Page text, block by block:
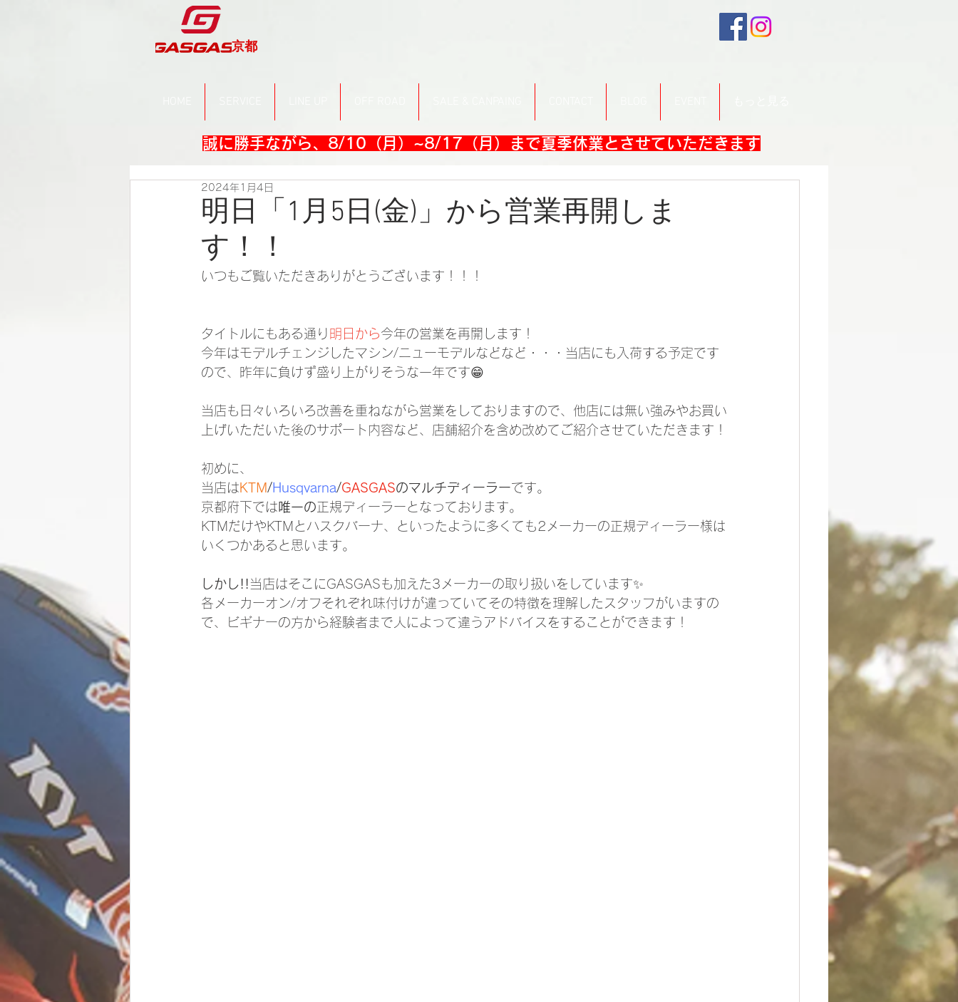
京都
誠に勝手ながら、8/10（月）~8/17（月）まで夏季休業とさせていただきます
明日「1月5日(金)」から営業再開しま
す！！
2024年1月4日
いつもご覧いただきありがとうございます！！！
タイトルにもある通り 明日から今年の営業を再開します！
今年はモデルチェンジしたマシン/ニューモデルなどなど・・・当店にも入荷する予定です
ので、昨年に負けず盛り上がりそうな一年です😁
当店も日々いろいろ改善を重ねながら営業をしておりますので、他店には無い強みやお買い
上げいただいた後のサポート内容など、店舗紹介を含め改めてご紹介させていただきます！
初めに、
当店はKTM/Husqvarna/GASGASのマルチディーラーです。
京都府下では唯一の正規ディーラーとなっております。
KTMだけやKTMとハスクバーナ、といったように多くても2メーカーの正規ディーラー様は
いくつかあると思います。
しかし!!当店はそこにGASGASも加えた3メーカーの取り扱いをしています✨
各メーカーオン/オフそれぞれ味付けが違っていてその特徴を理解したスタッフがいますの
で、ビギナーの方から経験者まで人によって違うアドバイスをすることができます！